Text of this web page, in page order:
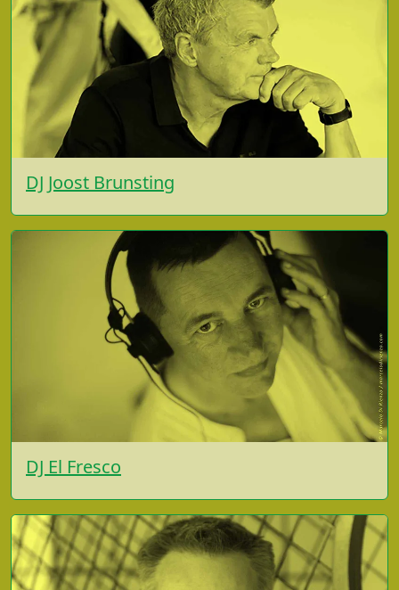
DJ Joost Brunsting
DJ El Fresco